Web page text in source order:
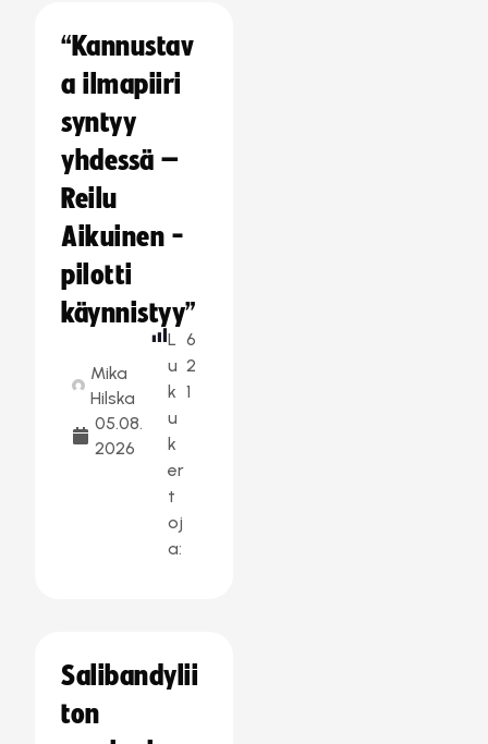
“Kannustav
a ilmapiiri
syntyy
yhdessä –
Reilu
Aikuinen -
pilotti
käynnistyy”
Mika
Hilska
05.08.
2026
L
u
k
u
k
er
t
oj
a:
6
2
1
Salibandylii
ton